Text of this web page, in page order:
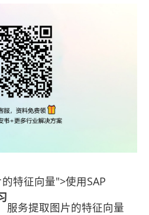
特征向量">使用SAP
服务提取图片的特征向量